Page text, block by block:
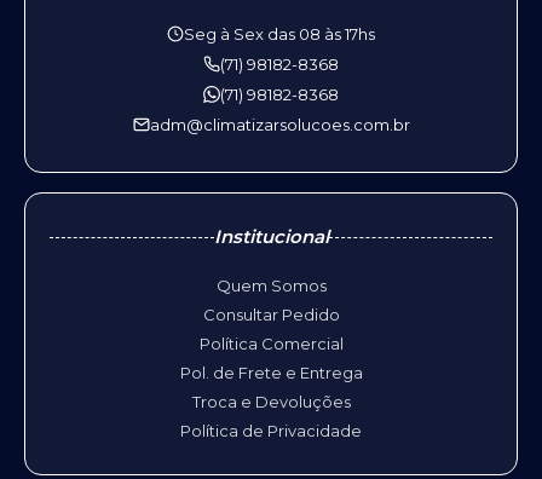
Seg à Sex das 08 às 17hs
(71) 98182-8368
(71) 98182-8368
adm@climatizarsolucoes.com.br
Institucional
Quem Somos
Consultar Pedido
Política Comercial
Pol. de Frete e Entrega
Troca e Devoluções
Política de Privacidade